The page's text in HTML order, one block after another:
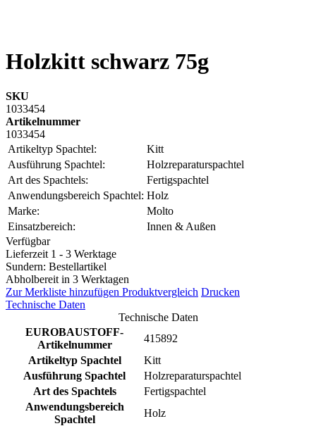
Holzkitt schwarz 75g
SKU
1033454
Artikelnummer
1033454
Artikeltyp Spachtel:
Kitt
Ausführung Spachtel:
Holzreparaturspachtel
Art des Spachtels:
Fertigspachtel
Anwendungsbereich Spachtel: Holz
Marke:
Molto
Einsatzbereich:
Innen & Außen
Verfügbar
Lieferzeit 1 - 3 Werktage
Sundern: Bestellartikel
Abholbereit in 3 Werktagen
Zur Merkliste hinzufügen Produktvergleich Drucken
Technische Daten
Technische Daten
EUROBAUSTOFF-
Artikelnummer
415892
Artikeltyp Spachtel
Kitt
Ausführung Spachtel
Holzreparaturspachtel
Art des Spachtels
Fertigspachtel
Anwendungsbereich
Spachtel
Holz